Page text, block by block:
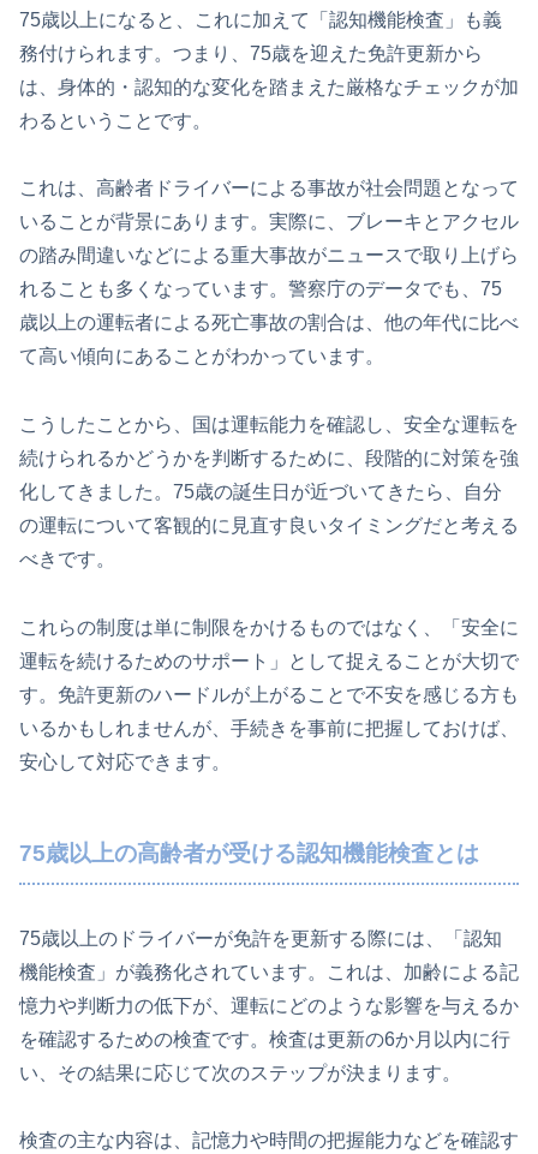
75歳以上になると、これに加えて「認知機能検査」も義
務付けられます。つまり、75歳を迎えた免許更新から
は、身体的・認知的な変化を踏まえた厳格なチェックが加
わるということです。
これは、高齢者ドライバーによる事故が社会問題となって
いることが背景にあります。実際に、ブレーキとアクセル
の踏み間違いなどによる重大事故がニュースで取り上げら
れることも多くなっています。警察庁のデータでも、75
歳以上の運転者による死亡事故の割合は、他の年代に比べ
て高い傾向にあることがわかっています。
こうしたことから、国は運転能力を確認し、安全な運転を
続けられるかどうかを判断するために、段階的に対策を強
化してきました。75歳の誕生日が近づいてきたら、自分
の運転について客観的に見直す良いタイミングだと考える
べきです。
これらの制度は単に制限をかけるものではなく、「安全に
運転を続けるためのサポート」として捉えることが大切で
す。免許更新のハードルが上がることで不安を感じる方も
いるかもしれませんが、手続きを事前に把握しておけば、
安心して対応できます。
75歳以上の高齢者が受ける認知機能検査とは
75歳以上のドライバーが免許を更新する際には、「認知
機能検査」が義務化されています。これは、加齢による記
憶力や判断力の低下が、運転にどのような影響を与えるか
を確認するための検査です。検査は更新の6か月以内に行
い、その結果に応じて次のステップが決まります。
検査の主な内容は、記憶力や時間の把握能力などを確認す